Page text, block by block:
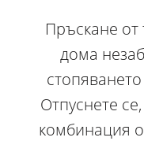
Пръскане
дома
Отпуснете
комбинация